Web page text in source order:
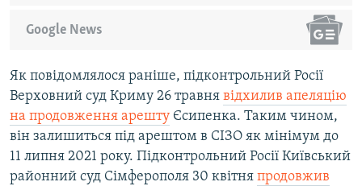
Google News
Як повідомлялося раніше, підконтрольний Росії
Верховний суд Криму 26 травня відхилив апеляцію
на продовження арешту Єсипенка. Таким чином,
він залишиться під арештом в СІЗО як мінімум до
11 липня 2021 року. Підконтрольний Росії Київський
районний суд Сімферополя 30 квітня продовжив